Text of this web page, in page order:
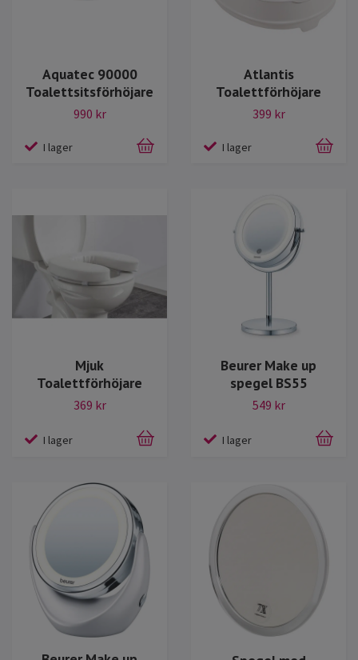
Aquatec 90000
Toalettsitsförhöjare
990 kr
I lager
Atlantis
Toalettförhöjare
399 kr
I lager
Mjuk
Toalettförhöjare
369 kr
I lager
Beurer Make up
spegel BS55
549 kr
I lager